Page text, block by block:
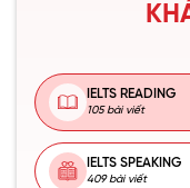
IELTS READING
105 bài viết
IELTS SPEAKING
409 bài viết